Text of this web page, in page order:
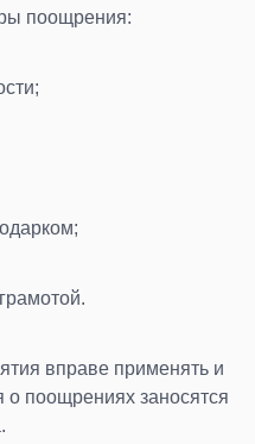
поощрения:
вправе применять и
поощрениях заносятся